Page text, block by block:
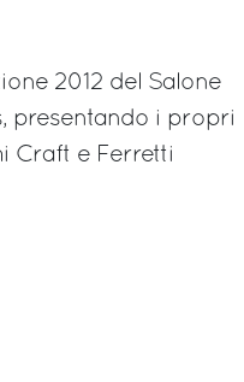
2012 del Salone
presentando i propri
Craft e Ferretti